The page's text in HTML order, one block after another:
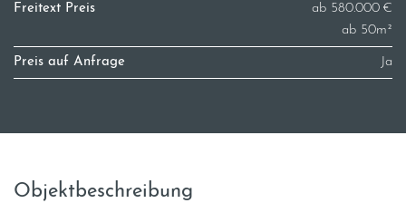
Freitext Preis
ab 580.000 €
ab 50m²
Preis auf Anfrage Ja
Objektbeschreibung